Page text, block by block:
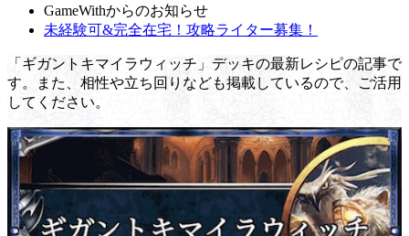
GameWithからのお知らせ
未経験可&完全在宅！攻略ライター募集！
「ギガントキマイラウィッチ」デッキの最新レシピの記事で
す。また、相性や立ち回りなども掲載しているので、ご活用
してください。